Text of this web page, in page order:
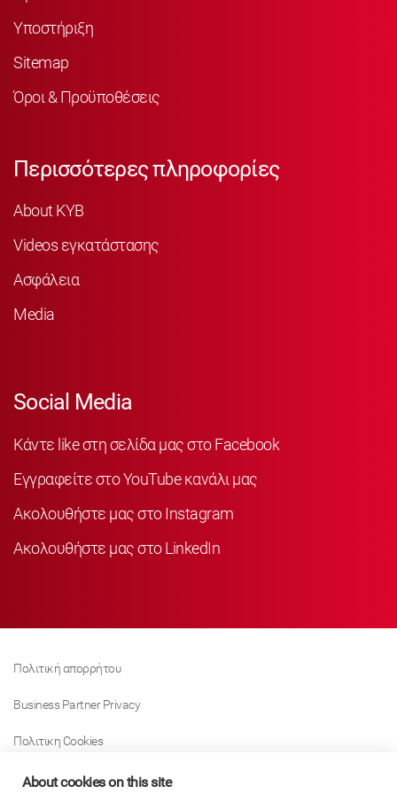
Υποστήριξη
Sitemap
Όροι & Προϋποθέσεις
Περισσότερες πληροφορίες
About KYB
Videos εγκατάστασης
Ασφάλεια
Media
Social Media
Κάντε like στη σελίδα μας στο Facebook
Εγγραφείτε στο YouTube κανάλι μας
Ακολουθήστε μας στο Instagram
Ακολουθήστε μας στο LinkedIn
Πολιτική απορρήτου
Business Partner Privacy
Πολιτικη Cookies
Modern Slavery Act Policy
About cookies on this site